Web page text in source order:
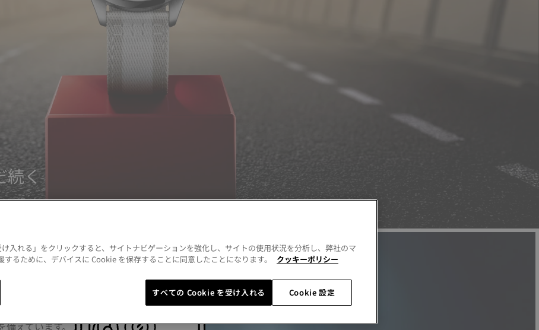
続く
ッショナル
プロフェッショナル
備えています。 本格的
け入れる」をクリックすると、サイトナビゲーションを強化し、サイトの使用状況を分析し、弊社のマ
するために、デバイスに Cookie を保存することに同意したことになります。
クッキーポリシー
Cookie 設定
すべての Cookie を受け入れる